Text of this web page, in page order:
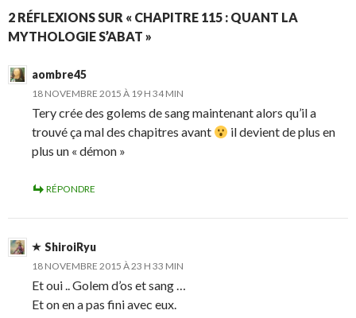
2 RÉFLEXIONS SUR « CHAPITRE 115 : QUANT LA
MYTHOLOGIE S’ABAT »
aombre45
18 NOVEMBRE 2015 À 19 H 34 MIN
Tery crée des golems de sang maintenant alors qu’il a
trouvé ça mal des chapitres avant
il devient de plus en
plus un « démon »
RÉPONDRE
ShiroiRyu
18 NOVEMBRE 2015 À 23 H 33 MIN
Et oui .. Golem d’os et sang …
Et on en a pas fini avec eux.